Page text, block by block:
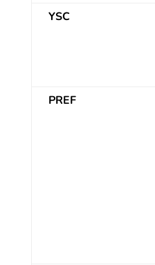
YSC
PREF